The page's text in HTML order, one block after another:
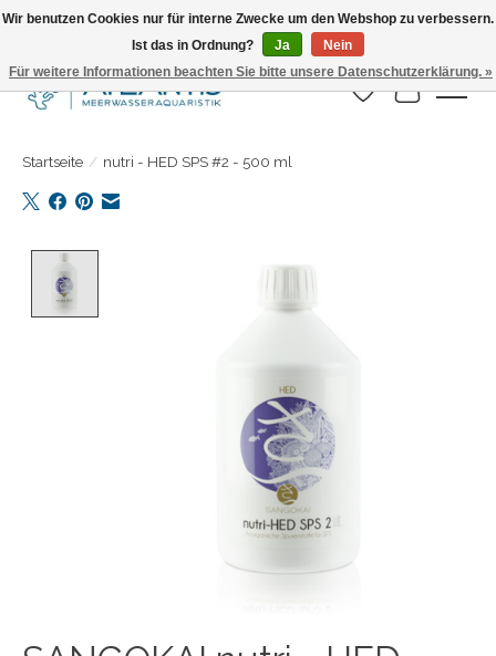
Täglicher Versand. Bestelle bis 15.00 Uhr
Wunschzettel
Ihr
Startseite / nutri - HED SPS #2 - 500 ml
Product image slideshow Items
Wir benutzen Cookies nur für interne Zwecke um den Webshop zu verbessern.
Ist das in Ordnung?
Ja
Nein
Für weitere Informationen beachten Sie bitte unsere Datenschutzerklärung. »